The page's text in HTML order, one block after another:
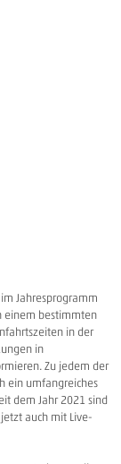
Jahresprogramm
einem bestimmten
in der
in
Zu jedem der
ein umfangreiches
dem Jahr 2021 sind
auch mit Live-